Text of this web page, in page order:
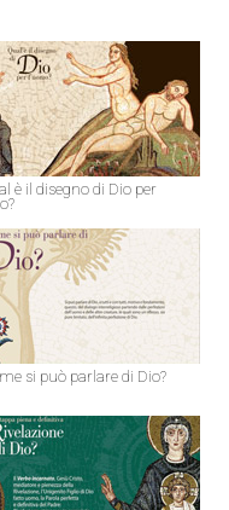
è il disegno di Dio per
si può parlare di Dio?